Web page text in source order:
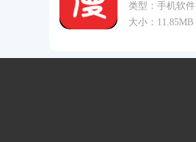
类型：手机软件
大小：11.85MB